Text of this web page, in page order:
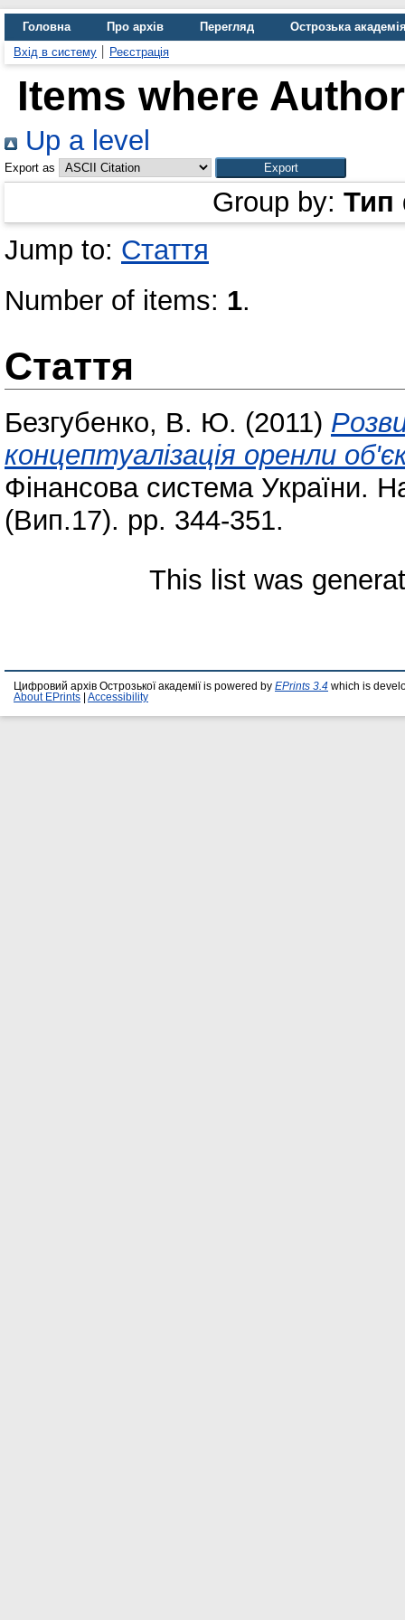
Головна Про архів Перегляд
Острозька
Вхід в систему
Реєстрація
Items where
Up a level
Export as
Group by: Тип
Jump to: Стаття
Number of items: 1.
Стаття
Безгубенко, В. Ю. (2011)
концептуалізація оренли
Фінансова система України.
(Вип.17). pp. 344-351.
This list was
Цифровий архів Острозької академії is powered by EPrints 3.4 which is
About EPrints
Accessibility